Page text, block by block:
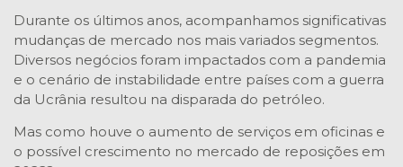
Durante os últimos anos, acompanhamos significativas
mudanças de mercado nos mais variados segmentos.
Diversos negócios foram impactados com a pandemia
e o cenário de instabilidade entre países com a guerra
da Ucrânia resultou na disparada do petróleo.
Mas como houve o aumento de serviços em oficinas e
o possível crescimento no mercado de reposições em